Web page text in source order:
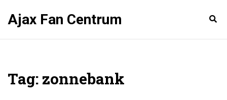
Ajax Fan Centrum
Tag: zonnebank